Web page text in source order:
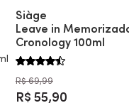
Siàge
Leave in
Cronology 100ml
R$ 69,99
R$ 55,90